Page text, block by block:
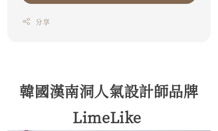
分享
韓國漢南洞人氣設計師品牌
LimeLike